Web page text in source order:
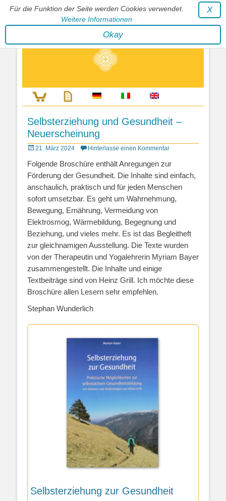
Für die Funktion der Seite werden Cookies verwendet.
Weitere Informationen
X
Okay
Stephan Wunderlich Verlag
Literatur zur Förderung der Gestaltfähigkeit des Lebens
Selbsterziehung und Gesundheit –
Neuerscheinung
Posted21. März 2024 Hinterlasse einen Kommentar
Folgende Broschüre enthält Anregungen zur
Förderung der Gesundheit. Die Inhalte sind einfach,
anschaulich, praktisch und für jeden Menschen
sofort umsetzbar. Es geht um Wahrnehmung,
Bewegung, Ernährung, Vermeidung von
Elektrosmog, Wärmebildung, Begegnung und
Beziehung, und vieles mehr. Es ist das Begleitheft
zur gleichnamigen Ausstellung. Die Texte wurden
von der Therapeutin und Yogalehrerin Myriam Bayer
zusammengestellt. Die Inhalte und einige
Textbeiträge sind von Heinz Grill. Ich möchte diese
Broschüre allen Lesern sehr empfehlen.
Stephan Wunderlich
Selbsterziehung zur Gesundheit